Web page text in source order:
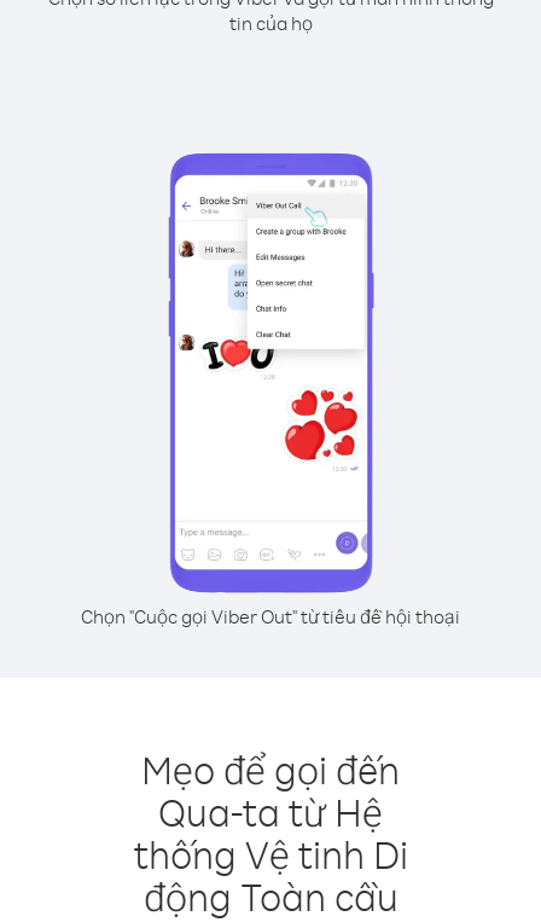
tin của họ
Chọn "Cuộc gọi Viber Out" từ tiêu đề hội thoại
Mẹo để gọi đến
Qua-ta từ Hệ
thống Vệ tinh Di
động Toàn cầu